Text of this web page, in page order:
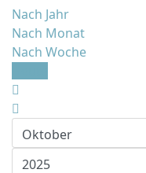
Nach Jahr
Nach Monat
Nach Woche